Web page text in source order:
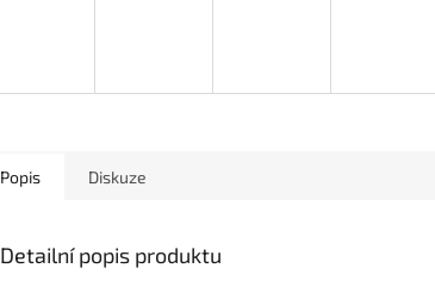
Popis Diskuze
Detailní popis produktu